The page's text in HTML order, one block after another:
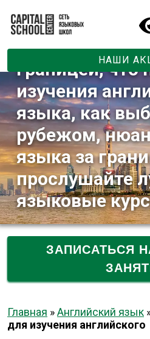
НАШИ
за границей,
с английским
границей, что
изучения
языка, как
рубежом,
языка за
прослушайте
языковые
ЗАПИСАТЬСЯ
Главная »Английский язык
для изучения английского